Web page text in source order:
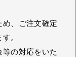
め、ご注文確定
。
の対応をいた